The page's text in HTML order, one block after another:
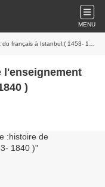
MENU
à Istanbul,( 1453- 1840 )
l'enseignement
)